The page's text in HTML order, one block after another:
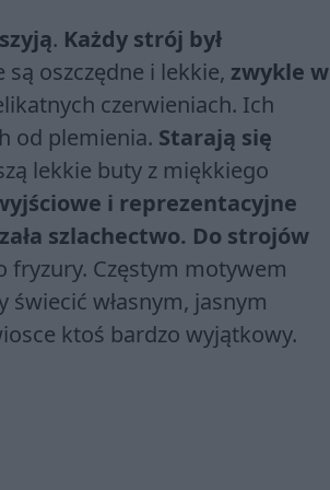
. Każdy strój był
są oszczędne i lekkie, zwykle w
czerwieniach. Ich
od plemienia. Starają się
lekkie buty z miękkiego
i reprezentacyjne
szlachectwo. Do strojów
fryzury. Częstym motywem
świecić własnym, jasnym
ktoś bardzo wyjątkowy.